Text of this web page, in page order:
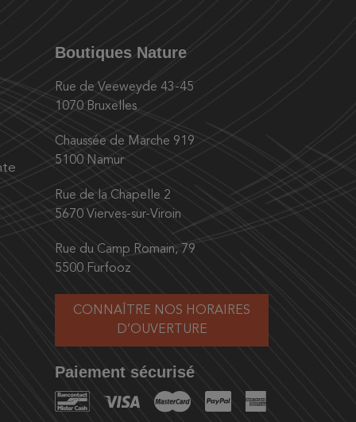
Boutiques Nature
Rue de Veeweyde 43-45
1070 Bruxelles
Chaussée de Marche 919
5100 Namur
Rue de la Chapelle 2
5670 Vierves-sur-Viroin
Rue du Camp Romain, 79
5500 Furfooz
CONNAÎTRE NOS HORAIRES
D’OUVERTURE
Paiement sécurisé